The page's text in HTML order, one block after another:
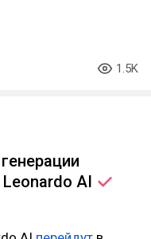
1.5K
AI